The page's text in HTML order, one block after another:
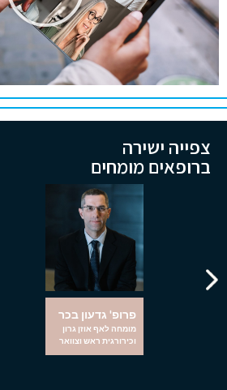
צפייה ישירה
ברופאים מומחים
פרופ' גדעון בכר
מומחה לאף אוזן גרון
וכירורגית ראש וצוואר